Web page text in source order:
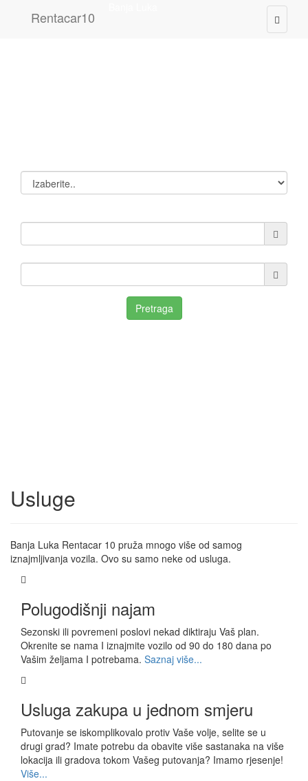
Rentacar10Rezervišite sada
Pretraga
Usluge
Banja Luka Rentacar 10 pruža mnogo više od samog
iznajmljivanja vozila. Ovo su samo neke od usluga.
Polugodišnji najam
Sezonski ili povremeni poslovi nekad diktiraju Vaš plan.
Okrenite se nama I iznajmite vozilo od 90 do 180 dana po
Vašim željama I potrebama. Saznaj više...
Usluga zakupa u jednom smjeru
Putovanje se iskomplikovalo protiv Vaše volje, selite se u
drugi grad? Imate potrebu da obavite više sastanaka na više
lokacija ili gradova tokom Vašeg putovanja? Imamo rjesenje!
Više...